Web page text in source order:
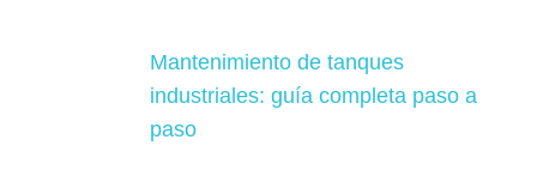
Mantenimiento de tanques
industriales: guía completa paso a
paso